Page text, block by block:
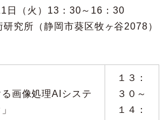
日（火）13：30～16：30
究所（静岡市葵区牧ヶ谷2078）
画像処理AIシステ
１３：
３０～
１４：